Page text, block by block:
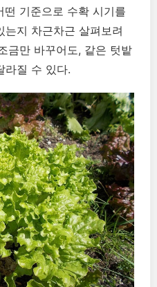
기준으로 수확 시기를
지 차근차근 살펴보려
금만 바꾸어도, 같은 텃밭
라질 수 있다.